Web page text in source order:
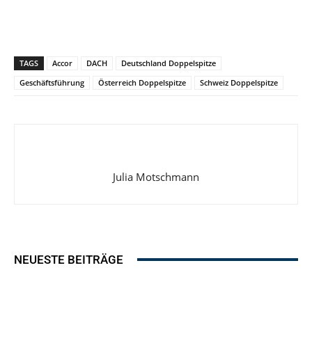
TAGS Accor DACH
Deutschland Doppelspitze
Geschäftsführung
Österreich Doppelspitze Schweiz Doppelspitze
Julia Motschmann
NEUESTE BEITRÄGE